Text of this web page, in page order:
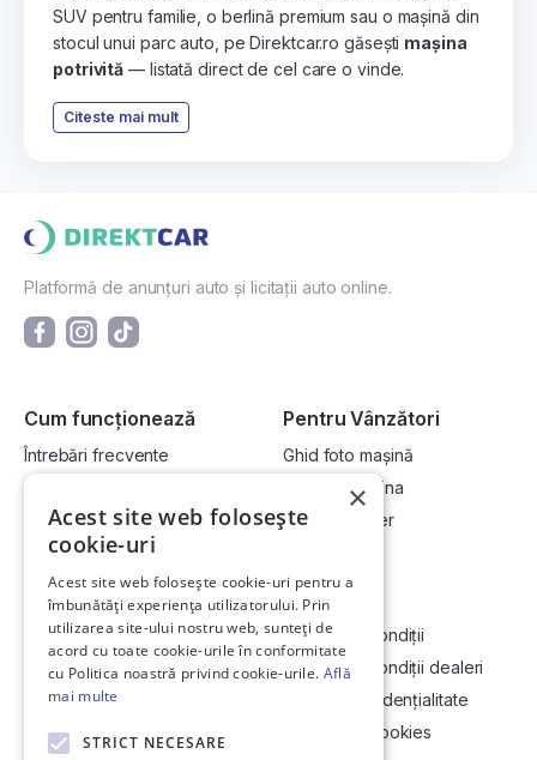
SUV pentru familie, o berlină premium sau o mașină din
stocul unui parc auto, pe Direktcar.ro găsești mașina
potrivită — listată direct de cel care o vinde.
Citeste mai mult
Platformă de anunțuri auto și licitații auto online.
Cum funcționează
Întrebări frecvente
Cum vând la licitație?
Pentru Vânzători
Ghid foto mașină
Vinde-ți mașina
Devino dealer
Link-uri utile
Informații utile vizionare
Contact
Soluționarea Online a litigiilor
ANCP
Compania
Termeni și condiții
Termeni și condiții dealeri
Politică confidențialitate
Politica de cookies
×
Acest site web folosește
cookie-uri
Acest site web folosește cookie-uri pentru a
îmbunătăți experiența utilizatorului. Prin
utilizarea site-ului nostru web, sunteți de
acord cu toate cookie-urile în conformitate
cu Politica noastră privind cookie-urile. Află
mai multe
STRICT NECESARE